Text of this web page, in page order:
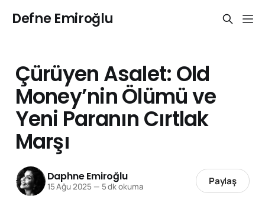
Defne Emiroğlu
Çürüyen Asalet: Old
Money’nin Ölümü ve
Yeni Paranın Cırtlak
Marşı
Daphne Emiroğlu
15 Ağu 2025 — 5 dk okuma Paylaş